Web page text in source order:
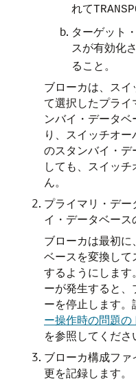
れて
ターゲット
スが有効化
ること。
ブローカは、ス
て選択したプライ
ンバイ・データ
り、スイッチオ
のスタンバイ・デ
しても、スイッ
ん。
プライマリ・デ
イ・データベース
ブローカは最初
ベースを変換し
するようにします
ーが発生すると
ーを停止します。
ー操作時の問題の
を参照してくださ
ブローカ構成フ
更を記録します。